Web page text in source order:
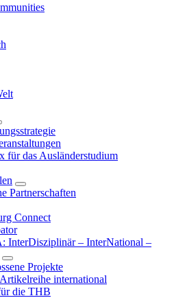
für das Ausländerstudium
Partnerschaften
Connect
InterDisziplinär – InterNational –
Projekte
international
die THB